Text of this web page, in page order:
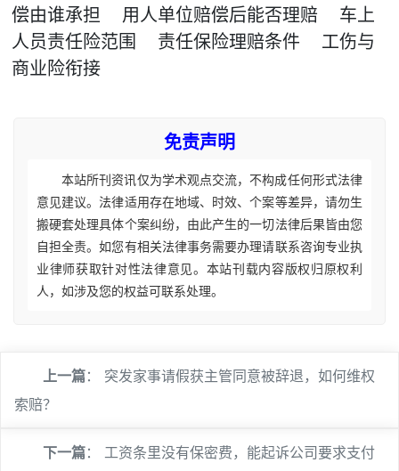
偿由谁承担
用人单位赔偿后能否理赔
车上
人员责任险范围
责任保险理赔条件
工伤与
商业险衔接
免责声明
本站所刊资讯仅为学术观点交流，不构成任何形式法律
意见建议。法律适用存在地域、时效、个案等差异，请勿生
搬硬套处理具体个案纠纷，由此产生的一切法律后果皆由您
自担全责。如您有相关法律事务需要办理请联系咨询专业执
业律师获取针对性法律意见。本站刊载内容版权归原权利
人，如涉及您的权益可联系处理。
上一篇： 突发家事请假获主管同意被辞退，如何维权
索赔？
下一篇： 工资条里没有保密费，能起诉公司要求支付